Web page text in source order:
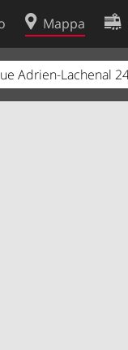
Mappa